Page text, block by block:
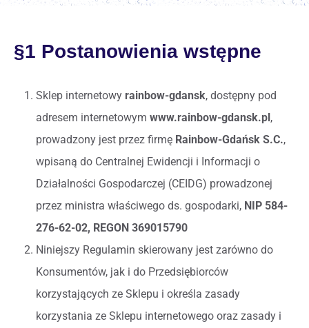
§1 Postanowienia wstępne
Sklep internetowy rainbow-gdansk, dostępny pod
adresem internetowym www.rainbow-gdansk.pl,
prowadzony jest przez firmę Rainbow-Gdańsk S.C.,
wpisaną do Centralnej Ewidencji i Informacji o
Działalności Gospodarczej (CEIDG) prowadzonej
przez ministra właściwego ds. gospodarki, NIP 584-
276-62-02, REGON 369015790
Niniejszy Regulamin skierowany jest zarówno do
Konsumentów, jak i do Przedsiębiorców
korzystających ze Sklepu i określa zasady
korzystania ze Sklepu internetowego oraz zasady i